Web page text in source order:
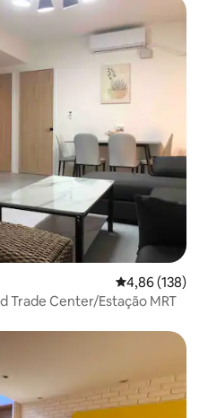
4,86 de uma
4,86 (138)
Trade Center/Estação MRT